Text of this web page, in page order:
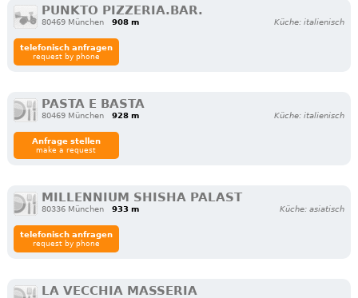
PUNKTO PIZZERIA.BAR.
80469 München 908 m Küche: italienisch
telefonisch anfragen
request by phone
PASTA E BASTA
80469 München 928 m Küche: italienisch
Anfrage stellen
make a request
MILLENNIUM SHISHA PALAST
80336 München 933 m Küche: asiatisch
telefonisch anfragen
request by phone
LA VECCHIA MASSERIA